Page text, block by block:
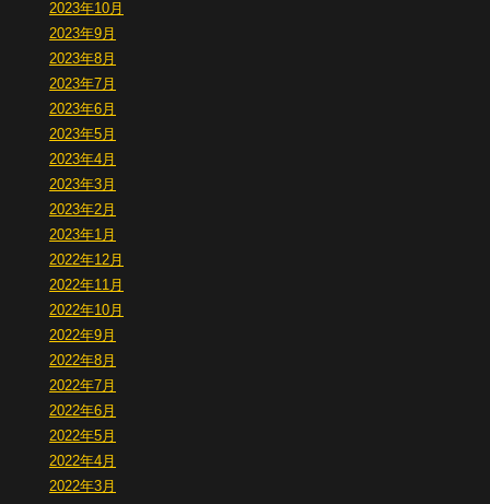
2023年10月
2023年9月
2023年8月
2023年7月
2023年6月
2023年5月
2023年4月
2023年3月
2023年2月
2023年1月
2022年12月
2022年11月
2022年10月
2022年9月
2022年8月
2022年7月
2022年6月
2022年5月
2022年4月
2022年3月